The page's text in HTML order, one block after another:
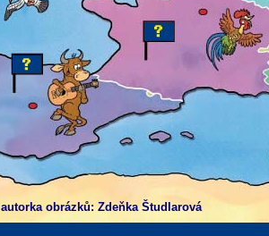
autorka obrázků: Zdeňka Študlarová